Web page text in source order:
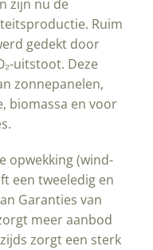
zijn nu de
Ruim
gedekt door
uitstoot. Deze
zonnepanelen,
biomassa en voor
opwekking (wind-
een tweeledig en
Garanties van
meer aanbod
zorgt een sterk